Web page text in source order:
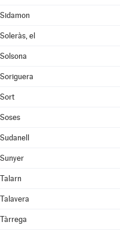
Sidamon
Soleràs, el
Solsona
Soriguera
Sort
Soses
Sudanell
Sunyer
Talarn
Talavera
Tàrrega